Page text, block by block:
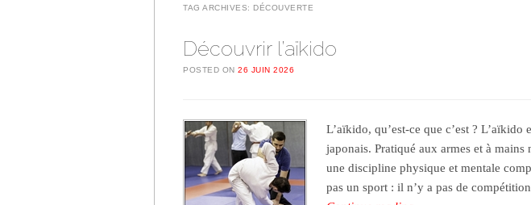
TAG ARCHIVES: DÉCOUVERTE
Découvrir l’aïkido
POSTED ON 26 JUIN 2026
L’aïkido, qu’est-ce que c’est ? L’aïkido
japonais. Pratiqué aux armes et à mains
une discipline physique et mentale
pas un sport : il n’y a pas de